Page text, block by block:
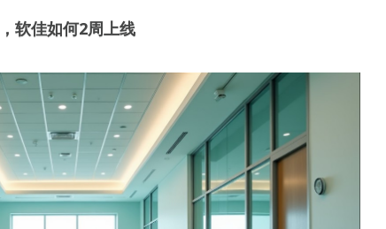
软佳如何2周上线